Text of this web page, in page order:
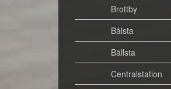
Brottby
Bålsta
Bällsta
Centralstation